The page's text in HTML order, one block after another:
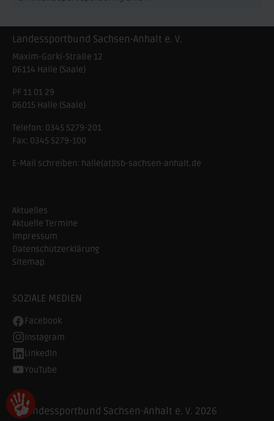
Landessportbund Sachsen-Anhalt e. V.
Maxim-Gorki-Straße 12
06114 Halle (Saale)
PF 11 01 29
06015 Halle (Saale)
Telefon: 0345 5279-201
Fax: 0345 5279-100
E-Mail schreiben: halle(at)lsb-sachsen-anhalt.de
Aktuelles
Aktuelle Termine
Impressum
Datenschutzerklärung
Sitemap
SOZIALE MEDIEN
Facebook
Instagram
LinkedIn
YouTube
© Landessportbund Sachsen-Anhalt e. V. 2026